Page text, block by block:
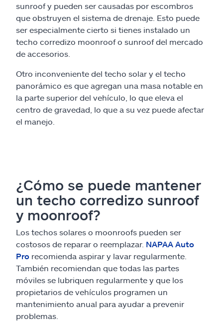
sunroof y pueden ser causadas por escombros
que obstruyen el sistema de drenaje. Esto puede
ser especialmente cierto si tienes instalado un
techo corredizo moonroof o sunroof del mercado
de accesorios.
Otro inconveniente del techo solar y el techo
panorámico es que agregan una masa notable en
la parte superior del vehículo, lo que eleva el
centro de gravedad, lo que a su vez puede afectar
el manejo.
¿Cómo se puede mantener
un techo corredizo sunroof
y moonroof?
Los techos solares o moonroofs pueden ser
costosos de reparar o reemplazar. NAPAA Auto
Pro recomienda aspirar y lavar regularmente.
También recomiendan que todas las partes
móviles se lubriquen regularmente y que los
propietarios de vehículos programen un
mantenimiento anual para ayudar a prevenir
problemas.